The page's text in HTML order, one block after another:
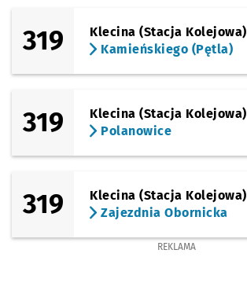
319
Klecina (Stacja Kolejowa)
Kamieńskiego (Pętla)
319
Klecina (Stacja Kolejowa)
Polanowice
319
Klecina (Stacja Kolejowa)
Zajezdnia Obornicka
REKLAMA